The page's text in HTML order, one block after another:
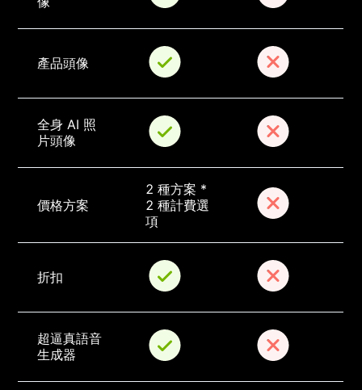
產品頭像
全身 AI 照
片頭像
價格方案
2 種方案 *
2 種計費選
項
折扣
超逼真語音
生成器